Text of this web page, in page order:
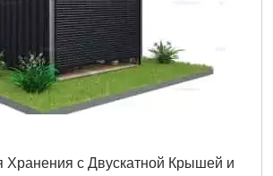
Хранения с Двускатной Крышей и